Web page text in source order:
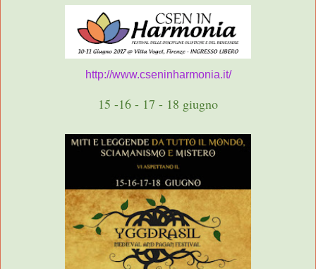
http://www.cseninharmonia.it/
15 -16 - 17 - 18 giugno